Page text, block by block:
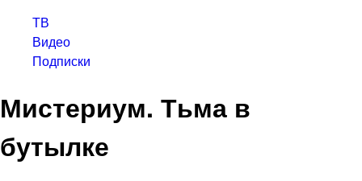
ТВ
Видео
Подписки
Мистериум. Тьма в
бутылке